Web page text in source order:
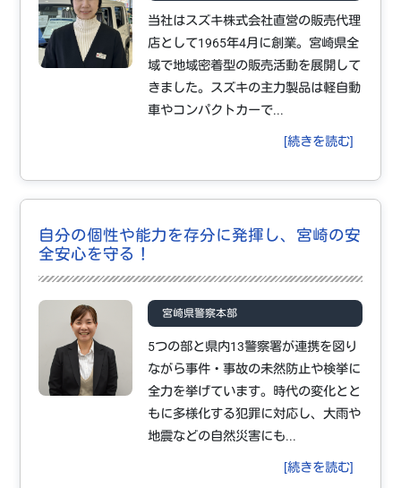
当社はスズキ株式会社直営の販売代理
店として1965年4月に創業。宮崎県全
域で地域密着型の販売活動を展開して
きました。スズキの主力製品は軽自動
車やコンパクトカーで...
[続きを読む]
自分の個性や能力を存分に発揮し、宮崎の安
全安心を守る！
宮崎県警察本部
5つの部と県内13警察署が連携を図り
ながら事件・事故の未然防止や検挙に
全力を挙げています。時代の変化とと
もに多様化する犯罪に対応し、大雨や
地震などの自然災害にも...
[続きを読む]